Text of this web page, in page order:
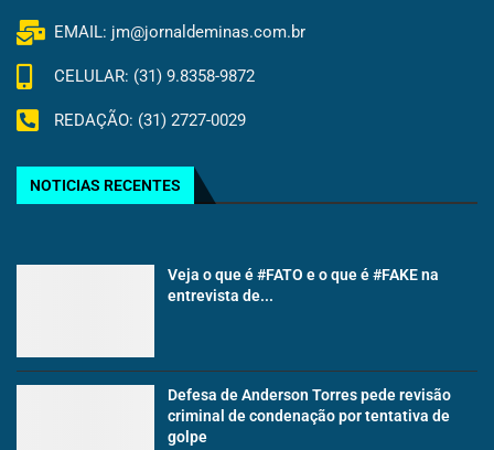
EMAIL: jm@jornaldeminas.com.br
CELULAR: (31) 9.8358-9872
REDAÇÃO: (31) 2727-0029
NOTICIAS RECENTES
Veja o que é #FATO e o que é #FAKE na
entrevista de...
Defesa de Anderson Torres pede revisão
criminal de condenação por tentativa de
golpe